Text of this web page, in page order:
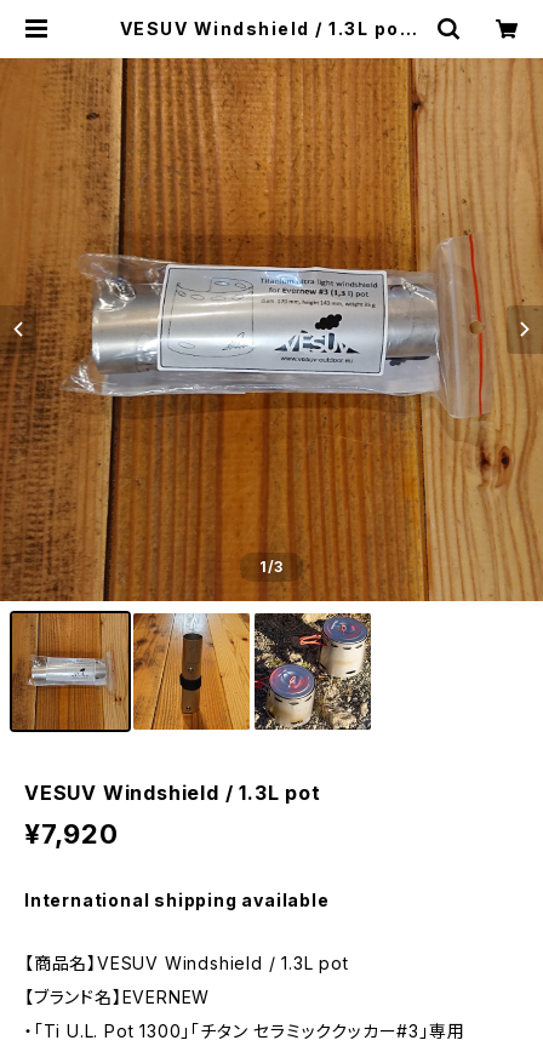
VESUV Windshield / 1.3L pot |
1/3
VESUV Windshield / 1.3L pot
¥7,920
International shipping available
【商品名】VESUV Windshield / 1.3L pot
【ブランド名】EVERNEW
・「Ti U.L. Pot 1300」「チタン セラミッククッカー#3」専用